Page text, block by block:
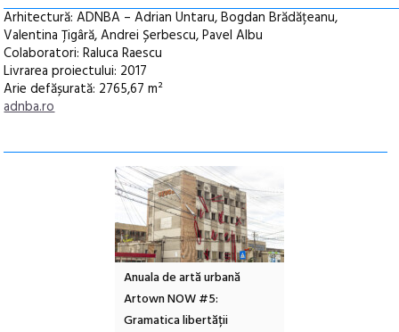
Arhitectură: ADNBA – Adrian Untaru, Bogdan Brădățeanu,
Valentina Țigâră, Andrei Șerbescu, Pavel Albu
Colaboratori: Raluca Raescu
Livrarea proiectului: 2017
Arie defășurată: 2765,67 m²
adnba.ro
Anuala de artă urbană
Artown NOW #5:
Gramatica libertății